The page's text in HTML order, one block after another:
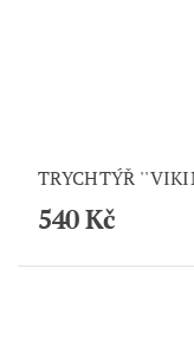
TRYCHTÝŘ
540 Kč